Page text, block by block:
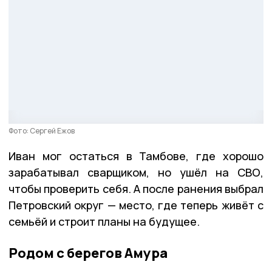
Фото: Сергей Ежов
Иван мог остаться в Тамбове, где хорошо
зарабатывал сварщиком, но ушёл на СВО,
чтобы проверить себя. А после ранения выбрал
Петровский округ — место, где теперь живёт с
семьёй и строит планы на будущее.
Родом с берегов Амура